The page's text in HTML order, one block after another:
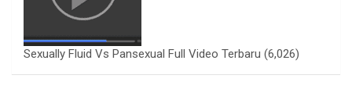
Sexually Fluid Vs Pansexual Full Video Terbaru (6,026)